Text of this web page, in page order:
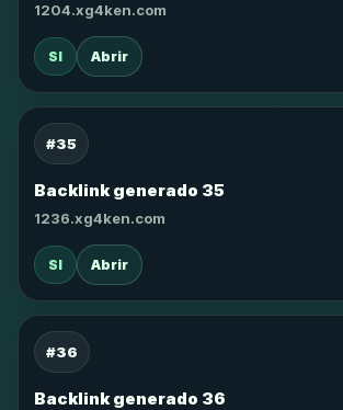
1204.xg4ken.com
SI Abrir
#35
Backlink generado 35
1236.xg4ken.com
SI Abrir
#36
Backlink generado 36